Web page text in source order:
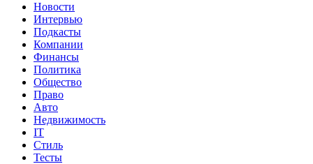
Новости
Интервью
Подкасты
Компании
Финансы
Политика
Общество
Право
Авто
Недвижимость
IT
Стиль
Тесты